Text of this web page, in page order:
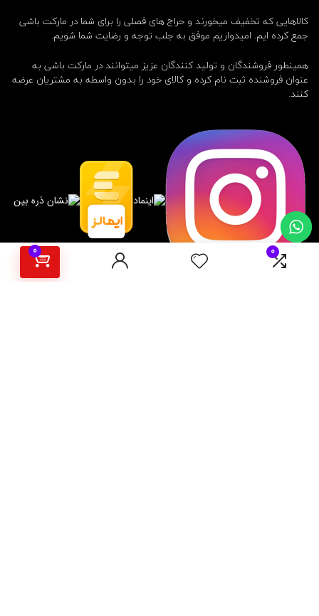
0
0
کالاهایی که تخفیف میخورند و حراج های فصلی را برای شما در مارکت باشی
جمع کرده ایم. امیدواریم موفق به جلب توجه و رضایت شما شویم.
همینطور فروشندگان و تولید کنندگان عزیز میتوانند در مارکت باشی به
عنوان فروشنده ثبت نام کرده و کالای خود را بدون واسطه به مشتریان عرضه
کنند.